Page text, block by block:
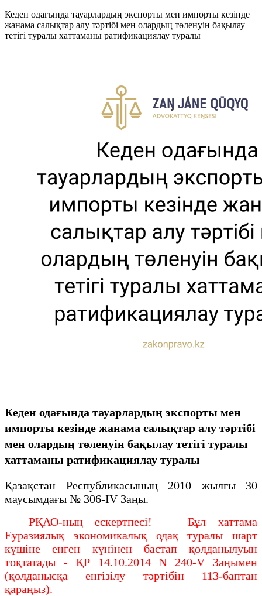
Кеден одағында тауарлардың экспорты мен импорты кезінде
жанама салықтар алу тәртібі мен олардың төленуін бақылау
тетігі туралы хаттаманы ратификациялау туралы
Кеден одағында тауарлардың экспорты мен
импорты кезінде жанама салықтар алу тәртібі
мен олардың төленуін бақылау тетігі туралы
хаттаманы ратификациялау туралы
Қазақстан Республикасының 2010 жылғы 30
маусымдағы № 306-IV Заңы.
РҚАО-ның ескертпесі! Бұл хаттама
Еуразиялық экономикалық одақ туралы шарт
күшіне енген күнінен бастап қолданылуын
тоқтатады - ҚР 14.10.2014 N 240-V Заңымен
(қолданысқа енгізілу тәртібін 113-баптан
қараңыз).